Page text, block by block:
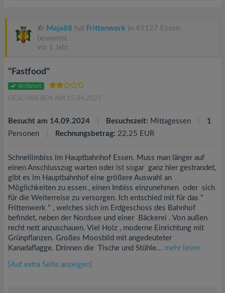
Maja88 hat Frittenwerk in 45127 Essen
bewertet.
vor 1 Jahr
"Fastfood"
Verifiziert
GESCHRIEBEN AM 15.04.2025
Besucht am 14.09.2024 Besuchszeit: Mittagessen
1
Personen
Rechnungsbetrag: 22.25 EUR
Schnellimbiss im Hauptbahnhof Essen. Muss man länger auf
einen Anschlusszug warten oder ist sogar ganz hier gestrandet,
gibt es im Hauptbahnhof eine größere Auswahl an
Möglichkeiten zu essen , einen Imbiss einzunehmen oder sich
für die Weiterreise zu versorgen. Ich entschied mit für das "
Frittenwerk " , welches sich im Erdgeschoss des Bahnhof
befindet, neben der Nordsee und einer Bäckerei . Von außen
recht nett anzuschauen. Viel Holz , moderne Einrichtung mit
Grünpflanzen. Großes Moosbild mit angedeuteter
Kanadaflagge. Drinnen die Tische und Stühle... mehr lesen
[Auf extra Seite anzeigen]